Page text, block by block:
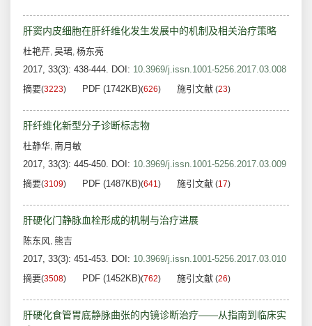
肝窦内皮细胞在肝纤维化发生发展中的机制及相关治疗策略
杜艳芹, 吴珺, 杨东亮
2017, 33(3): 438-444. DOI: 10.3969/j.issn.1001-5256.2017.03.008
摘要(3223) PDF (1742KB)(626) 施引文献 (23)
肝纤维化新型分子诊断标志物
杜静华, 南月敏
2017, 33(3): 445-450. DOI: 10.3969/j.issn.1001-5256.2017.03.009
摘要(3109) PDF (1487KB)(641) 施引文献 (17)
肝硬化门静脉血栓形成的机制与治疗进展
陈东风, 熊吉
2017, 33(3): 451-453. DOI: 10.3969/j.issn.1001-5256.2017.03.010
摘要(3508) PDF (1452KB)(762) 施引文献 (26)
肝硬化食管胃底静脉曲张的内镜诊断治疗——从指南到临床实